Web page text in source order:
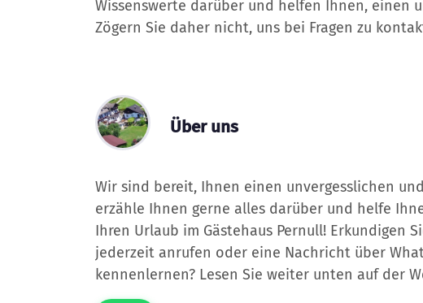
Wissenswerte darüber und helfen Ihnen, einen
Zögern Sie daher nicht, uns bei Fragen zu
Über uns
Wir sind bereit, Ihnen einen unvergesslichen
erzähle Ihnen gerne alles darüber und helfe
Ihren Urlaub im Gästehaus Pernull! Erkundigen
jederzeit anrufen oder eine Nachricht über
kennenlernen? Lesen Sie weiter unten auf der